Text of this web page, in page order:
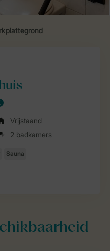
Vrijstaand
2 badkamers